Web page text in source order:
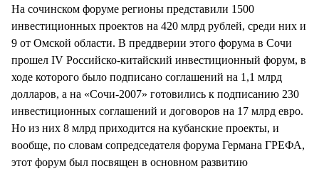
На сочинском форуме регионы представили 1500
инвестиционных проектов на 420 млрд рублей, среди них и
9 от Омской области. В преддверии этого форума в Сочи
прошел IV Российско-китайский инвестиционный форум, в
ходе которого было подписано соглашений на 1,1 млрд
долларов, а на «Сочи-2007» готовились к подписанию 230
инвестиционных соглашений и договоров на 17 млрд евро.
Но из них 8 млрд приходится на кубанские проекты, и
вообще, по словам сопредседателя форума Германа ГРЕФА,
этот форум был посвящен в основном развитию